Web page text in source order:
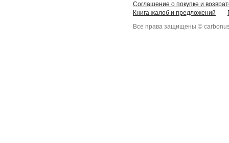
Соглашение о покупке и
Книга жалоб и предложений
Все права защищены ©